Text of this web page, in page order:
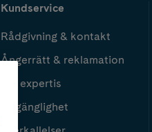
Kundservice
Rådgivning & kontakt
Ångerrätt & reklamation
Vår expertis
Tillgänglighet